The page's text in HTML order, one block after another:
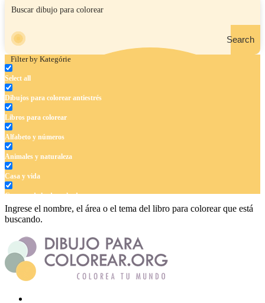
Search
Filter by Kategórie
Select all
Dibujos para colorear antiestrés
Libros para colorear
Alfabeto y números
Animales y naturaleza
Casa y vida
Cuentos de hadas y hadas
Deporte
Dinosaurios
El universo
Flores
Ingrese el nombre, el área o el tema del libro para colorear que está
buscando.